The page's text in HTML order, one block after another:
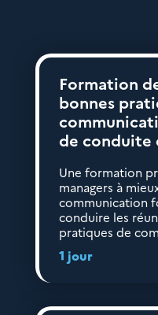
Formation
bonnes
de conduite
Une formation
managers à
communication
conduire les
pratiques de
1 jour